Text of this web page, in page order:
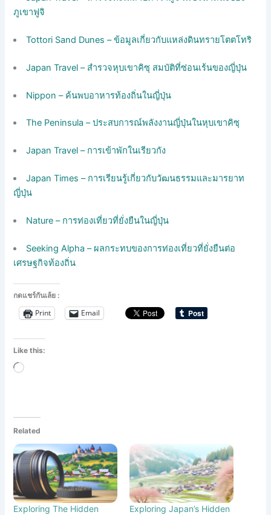
ภูเขาฟูจิ
Tottori Sand Dunes – ข้อมูลเกี่ยวกับแหล่งดินทรายโตตโทริ
Japan Travel – สำรวจหุบเขาคิซุ สมบัติที่ซ่อนเร้นของญี่ปุ่น
Nippon – ค้นพบอาหารท้องถิ่นในญี่ปุ่น
The Peninsula – ประสบการณ์พลังงานญี่ปุ่นในหุบเขาคิซุ
Japan Travel – การเข้าพักในเรียวกัง
Japan Times – การเรียนรู้เกี่ยวกับวัฒนธรรมและมารยาท
ญี่ปุ่น
Nature – การท่องเที่ยวที่ยั่งยืนในญี่ปุ่น
Seeking Alpha – ผลกระทบของการท่องเที่ยวที่ยั่งยืนต่อ
เศรษฐกิจท้องถิ่น
กดแชร์กันเล้ย :
Print Email
Like this:
Loading…
Related
Exploring The Hidden
Exploring Japan’s Hidden